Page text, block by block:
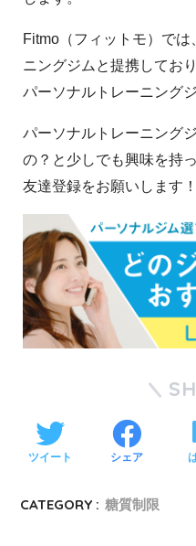
Fitmo（フィットモ）で
ニングジムと提携してお
パーソナルトレーニング
パーソナルトレーニング
の？と少しでも興味を持
友達登録をお願いします！
ツイート シェア
CATEGORY : 糖質制限